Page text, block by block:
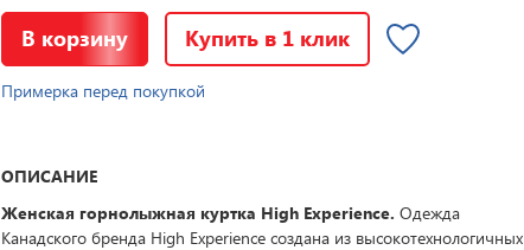
В корзину Купить в 1 клик
Примерка перед покупкой
ОПИСАНИЕ
Женская горнолыжная куртка High Experience. Одежда
Канадского бренда High Experience создана из высокотехнологичных